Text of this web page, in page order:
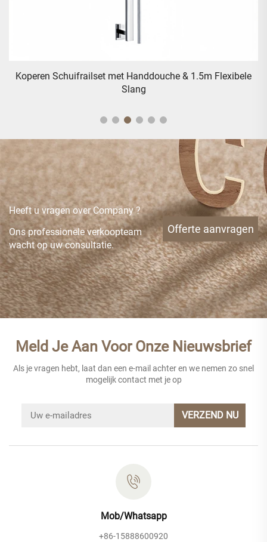
Koperen Schuifrailset met Handdouche & 1.5m Flexibele
Slang
Heeft u vragen over Company ?
Ons professionele verkoopteam
wacht op uw consultatie.
Offerte aanvragen
Meld Je Aan Voor Onze Nieuwsbrief
Als je vragen hebt, laat dan een e-mail achter en we nemen zo snel
mogelijk contact met je op
VERZEND NU
Mob/Whatsapp
+86-15888600920